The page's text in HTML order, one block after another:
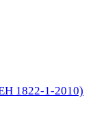
1822-1-2010)